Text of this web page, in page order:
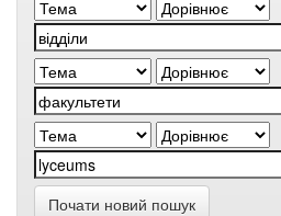
Почати новий пошук